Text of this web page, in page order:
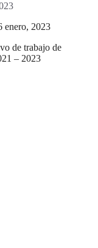
enero, 2023
de trabajo de
– 2023